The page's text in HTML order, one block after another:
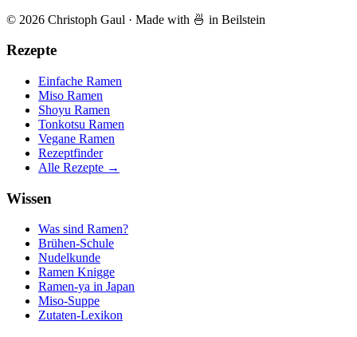
© 2026 Christoph Gaul · Made with 🍜 in Beilstein
Rezepte
Einfache Ramen
Miso Ramen
Shoyu Ramen
Tonkotsu Ramen
Vegane Ramen
Rezeptfinder
Alle Rezepte →
Wissen
Was sind Ramen?
Brühen-Schule
Nudelkunde
Ramen Knigge
Ramen-ya in Japan
Miso-Suppe
Zutaten-Lexikon